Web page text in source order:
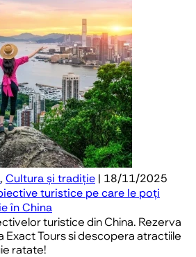
,Cultura și tradiție | 18/11/2025
turistice pe care le poți
în China
turistice din China. Rezerva
Exact Tours si descopera atractiile
ratate!